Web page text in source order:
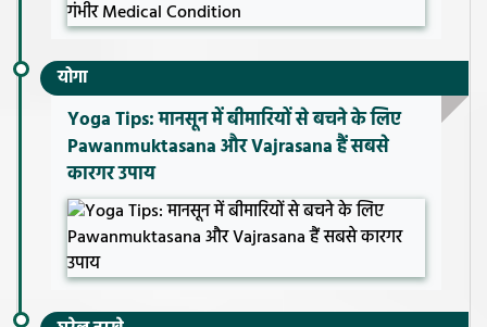
योगा
Yoga Tips: मानसून में बीमारियों से बचने के लिए
Pawanmuktasana और Vajrasana हैं सबसे
कारगर उपाय